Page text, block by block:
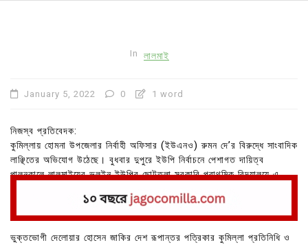
In লালমাই
January 5, 2022 0 1 word
নিজস্ব প্রতিবেদক:
কুমিল্লায় হোমনা উপজেলার নির্বাহী অফিসার (ইউএনও) রুমন দে’র বিরুদ্ধে সাংবাদিক
লাঞ্ছিতের অভিযোগ উঠেছে। বুধবার দুপুরে ইউপি নির্বাচনে পেশাগত দায়িত্ব
পালনকালে লালমাইয়ের ভুলইন ইউপির ছোটতুলা সরকারি প্রাথমিক বিদ্যালয়ে এ
ভুক্তভোগী দেলোয়ার হোসেন জাকির দেশ রূপান্তর পত্রিকার কুমিল্লা প্রতিনিধি ও